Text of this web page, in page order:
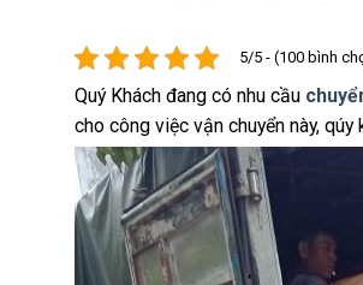
5/5 - (100 bình
Quý Khách đang có nhu cầu
cho công việc vận chuyển này,